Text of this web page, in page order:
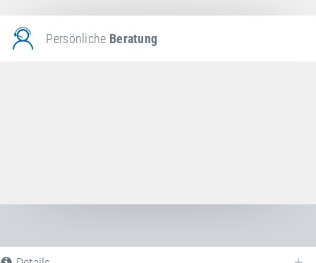
Persönliche Beratung